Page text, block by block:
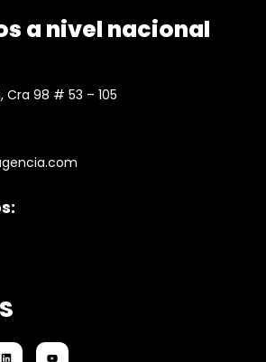
a nivel nacional
Cra 98 # 53 – 105